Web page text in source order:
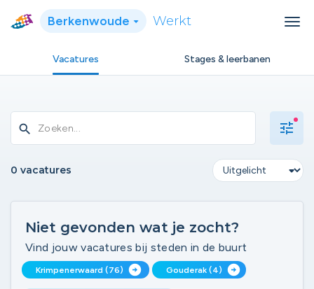
Berkenwoude Werkt
Vacatures Stages & leerbanen
search tune
0 vacatures
Niet gevonden wat je zocht?
Vind jouw vacatures bij steden in de buurt
Krimpenerwaard (76) arrow_circle_right Gouderak (4) arrow_circle_right